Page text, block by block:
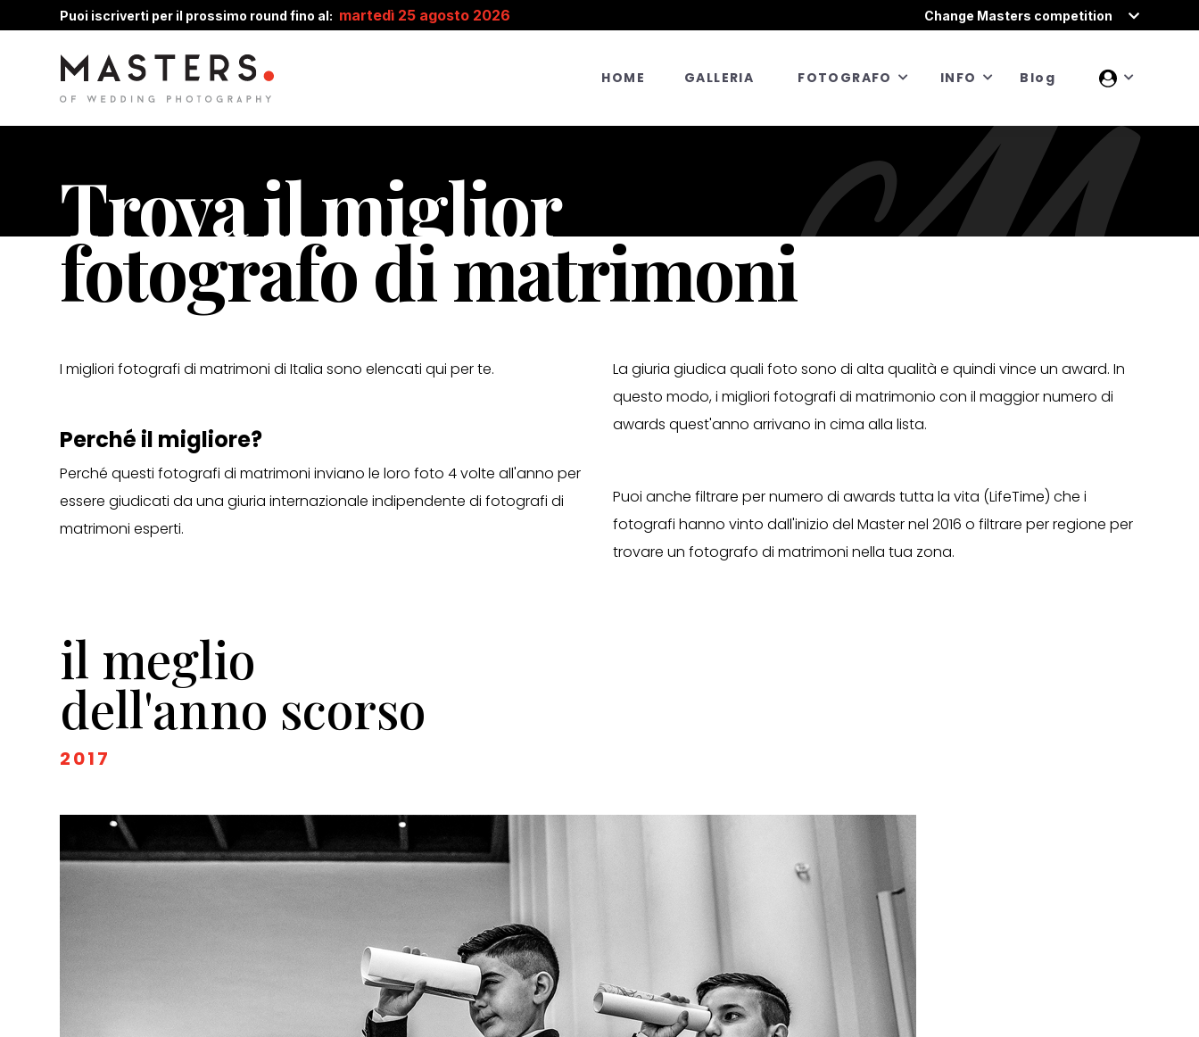
Puoi iscriverti per il prossimo round fino al: martedì 25 agosto 2026 Change Masters competition
HOME GALLERIA FOTOGRAFO INFO Blog
Trova il miglior
fotografo di matrimoni
I migliori fotografi di matrimoni di Italia sono elencati qui per te.
Perché il migliore?
Perché questi fotografi di matrimoni inviano le loro foto 4 volte all'anno per
essere giudicati da una giuria internazionale indipendente di fotografi di
matrimoni esperti.
La giuria giudica quali foto sono di alta qualità e quindi vince un award. In
questo modo, i migliori fotografi di matrimonio con il maggior numero di
awards quest'anno arrivano in cima alla lista.
Puoi anche filtrare per numero di awards tutta la vita (LifeTime) che i
fotografi hanno vinto dall'inizio del Master nel 2016 o filtrare per regione per
trovare un fotografo di matrimoni nella tua zona.
il meglio
dell'anno scorso
2017